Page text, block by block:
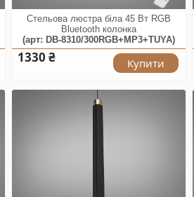
Стельова люстра біла 45 Вт RGB
Bluetooth колонка
(арт: DB-8310/300RGB+MP3+TUYA)
1330 ₴ Купити